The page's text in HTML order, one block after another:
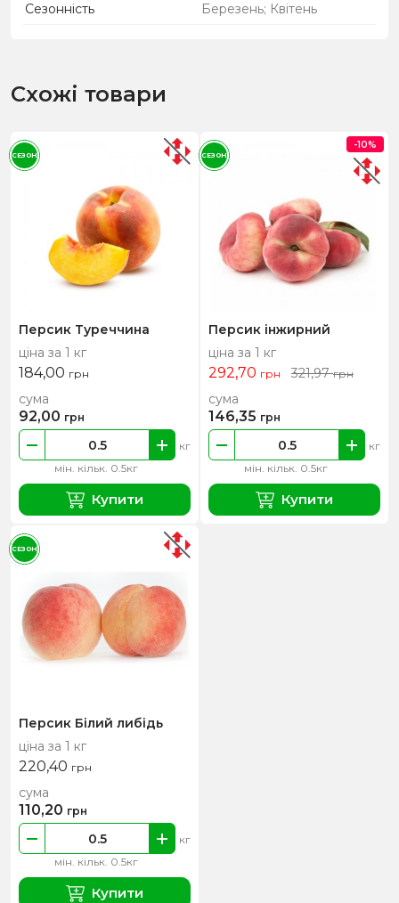
Сезонність
Березень; Квітень
Схожі товари
Персик Туреччина
ціна за 1 кг
184,00 грн
мін. кільк. 0.5кг
кг
сума
92,00 грн
Купити
СЕЗОН
Персик інжирний
ціна за 1 кг
292,70 грн 321,97грн
мін. кільк. 0.5кг
кг
сума
146,35 грн
Купити
-10%
СЕЗОН
Персик Білий либідь
ціна за 1 кг
220,40 грн
мін. кільк. 0.5кг
кг
сума
110,20 грн
Купити
СЕЗОН